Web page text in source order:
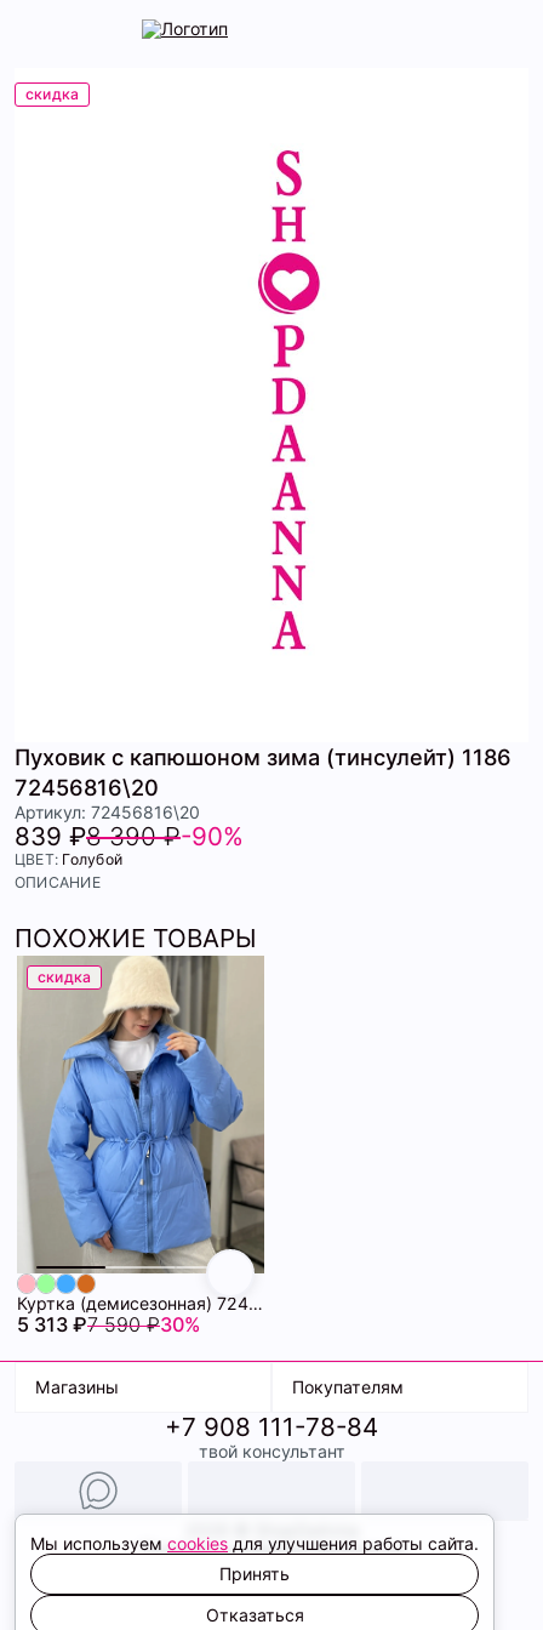
скидка
Пуховик с капюшоном зима (тинсулейт) 1186
72456816\20
Артикул: 72456816\20
839 ₽8 390 ₽-90%
ЦВЕТ: Голубой
ОПИСАНИЕ
ПОХОЖИЕ ТОВАРЫ
скидка
Куртка (демисезонная) 72462280\20
5 313 ₽7 590 ₽30%
Магазины
ТК Терминал
ТРК Континент
Покупателям
Доставка
Условия оплаты
Образы
+7 908 111-78-84
твой консультант
Политика конфиденциальности
Соглашение cookie
Сайт создали
Мы используем cookies для улучшения работы сайта.
Принять
Отказаться